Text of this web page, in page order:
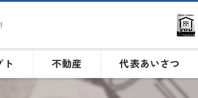
ト 不動産 代表あいさつ